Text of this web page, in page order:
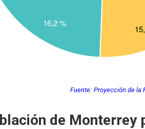
Fuente: Proyección de la
de Monterrey